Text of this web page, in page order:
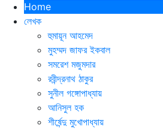
Home
লেখক
হুমায়ূন আহমেদ
মুহম্মদ জাফর ইকবাল
সমরেশ মজুমদার
রবীন্দ্রনাথ ঠাকুর
সুনীল গঙ্গোপাধ্যায়
আনিসুল হক
শীর্ষেন্দু মুখোপাধ্যায়